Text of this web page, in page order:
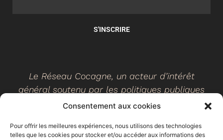
Consentement aux cookies
Pour offrir les meilleures expériences, nous utilisons des technologies
telles que les cookies pour stocker et/ou accéder aux informations des
S'INSCRIRE
Le Réseau Cocagne, un acteur d’intérêt
général soutenu par les politiques publiques
©2026- Réseau Cocagne -Site web réalisé par Ethicweb